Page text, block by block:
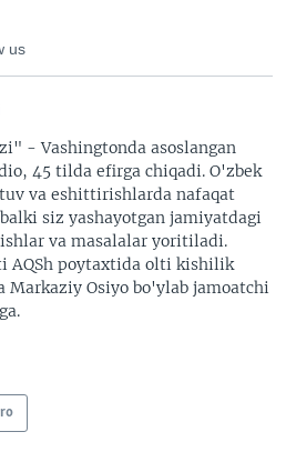
us
- Vashingtonda asoslangan
45 tilda efirga chiqadi. O'zbek
va eshittirishlarda nafaqat
siz yashayotgan jamiyatdagi
va masalalar yoritiladi.
AQSh poytaxtida olti kishilik
Markaziy Osiyo bo'ylab jamoatchi